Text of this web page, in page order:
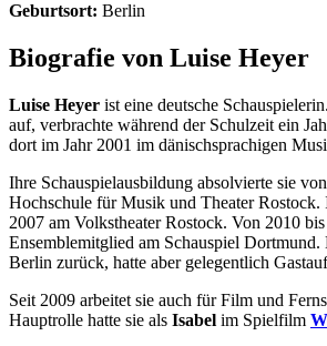
Geburtsort: Berlin
Biografie von Luise Heyer
Luise Heyer ist eine deutsche
auf, verbrachte während der Schulzeit ein
dort im Jahr 2001 im dänischsprachigen
Ihre Schauspielausbildung absolvierte sie
Hochschule für Musik und Theater Rostock.
2007 am Volkstheater Rostock. Von 2010
Ensemblemitglied am Schauspiel Dortmund.
Berlin zurück, hatte aber gelegentlich
Seit 2009 arbeitet sie auch für Film und
Hauptrolle hatte sie als Isabel im Spielfilm